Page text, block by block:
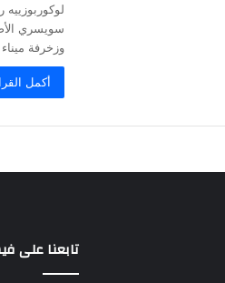
وزخرفة
أكمل
تابعنا على